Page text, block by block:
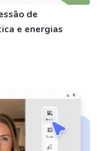
de
e energias